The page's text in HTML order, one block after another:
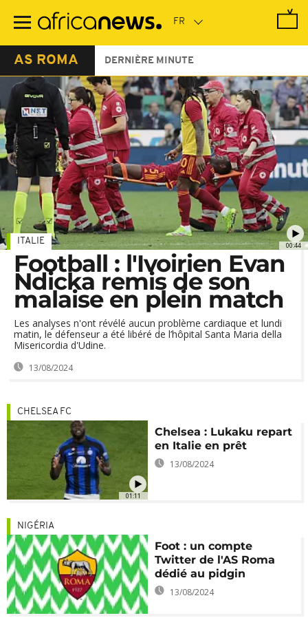
contenu
AS ROMA DERNIÈRE MINUTE
00:44
ITALIE
Football : l'Ivoirien Evan
Ndicka remis de son
malaise en plein match
Les analyses n'ont révélé aucun problème cardiaque et lundi
matin, le défenseur a été libéré de l’hôpital Santa Maria della
Misericordia d'Udine.
13/08/2024
01:11
CHELSEA FC
Chelsea : Lukaku repart
en Italie en prêt
13/08/2024
NIGÉRIA
Foot : un compte
Twitter de l'AS Roma
dédié au pidgin
13/08/2024